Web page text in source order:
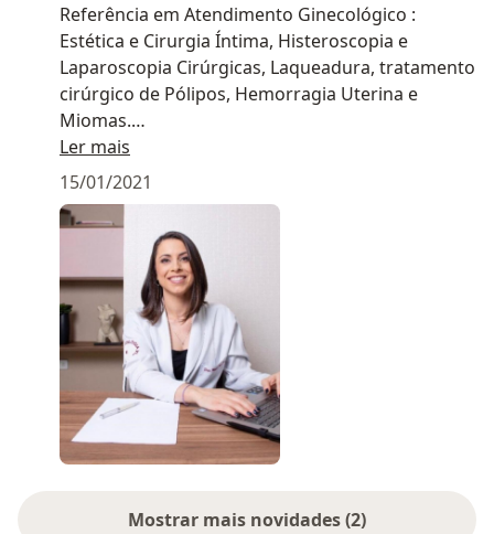
Referência em Atendimento Ginecológico :
Estética e Cirurgia Íntima, Histeroscopia e
Laparoscopia Cirúrgicas, Laqueadura, tratamento
cirúrgico de Pólipos, Hemorragia Uterina e
Miomas.
Viabilizo agendamento on-line , atendimento por
telemedicina personalizado a pacientes em todo
Brasil e brasileiros residentes no exterior.
Atendimento humanizado na área de Ginecologia
e Obstetrícia, que vai desde rotina e
anticoncepção até cirurgia ginecológica com
técnicas minimamente invasivas e estética íntima.
Ler mais
15/01/2021
Mostrar mais novidades (2)